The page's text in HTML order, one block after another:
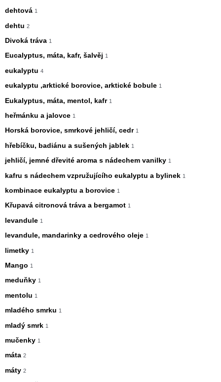
dehtová 1
dehtu 2
Divoká tráva 1
Eucalyptus, máta, kafr, šalvěj 1
eukalyptu 4
eukalyptu ,arktické borovice, arktické bobule 1
Eukalyptus, máta, mentol, kafr 1
heřmánku a jalovce 1
Horská borovice, smrkové jehličí, cedr 1
hřebíčku, badiánu a sušených jablek 1
jehličí, jemné dřevité aroma s nádechem vanilky 1
kafru s nádechem vzpružujícího eukalyptu a bylinek 1
kombinace eukalyptu a borovice 1
Křupavá citronová tráva a bergamot 1
levandule 1
levandule, mandarinky a cedrového oleje 1
limetky 1
Mango 1
meduňky 1
mentolu 1
mladého smrku 1
mladý smrk 1
mučenky 1
máta 2
máty 2